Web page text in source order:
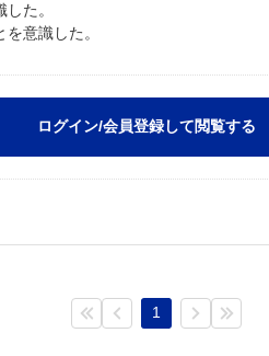
た。
意識した。
1